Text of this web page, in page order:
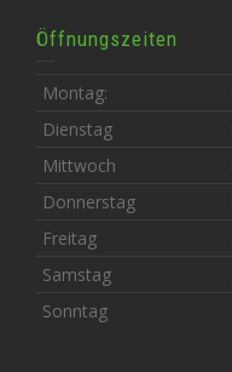
Öffnungszeiten
Montag:
Dienstag
Mittwoch
Donnerstag
Freitag
Samstag
Sonntag